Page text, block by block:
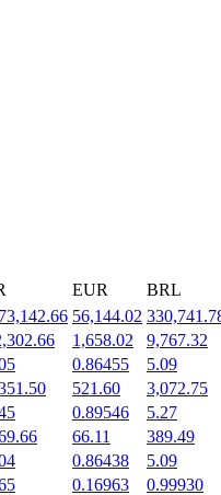
EUR BRL
56,144.02
1,658.02 9,767.32
0.86455 5.09
521.60 3,072.75
0.89546 5.27
66.11 389.49
0.86438 5.09
0.16963 0.99930